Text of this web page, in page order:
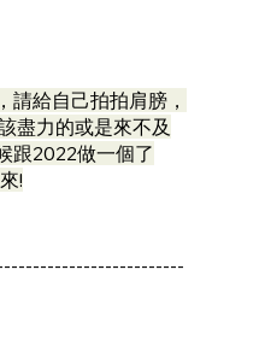
請給自己拍拍肩膀，
盡力的或是來不及
跟2022做一個了
!